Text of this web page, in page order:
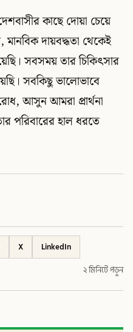
কাছে দোয়া চেয়ে
মানবিক দায়বদ্ধতা থেকেই
সবসময় তার চিকিৎসার
সবকিছু ভালোভাবে
আসুন আমরা প্রার্থনা
পরিবারের হাল ধরতে
X
LinkedIn
২ মিনিটে পড়ুন